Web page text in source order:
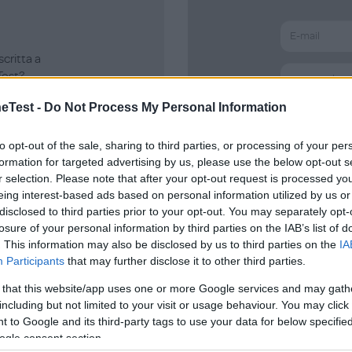
- Do Not Process My Personal Information
opt-out of the sale, sharing to third parties, or processing of your
for targeted advertising by us, please use the below opt-out
selection. Please note that after your opt-out request is processed
interest-based ads based on personal information utilized by us
to third parties prior to your opt-out. You may separately
of your personal information by third parties on the IAB’s list of
This information may also be disclosed by us to third parties on the
Participants that may further disclose it to other third parties.
that this website/app uses one or more Google services and may
but not limited to your visit or usage behaviour. You may
to Google and its third-party tags to use your data for below
consent section.
a
Password